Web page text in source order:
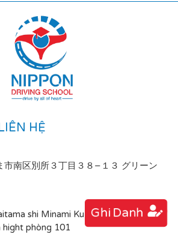
Ghi Danh
HỆ
市南区別所３丁目３８−１３ グリーン
shi Minami Ku Bessho 3-38-13
hight phòng 101